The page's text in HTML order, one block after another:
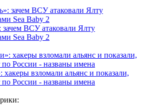
зачем ВСУ атаковали Ялту
Sea Baby 2
взломали альянс и показали,
по России - названы имена